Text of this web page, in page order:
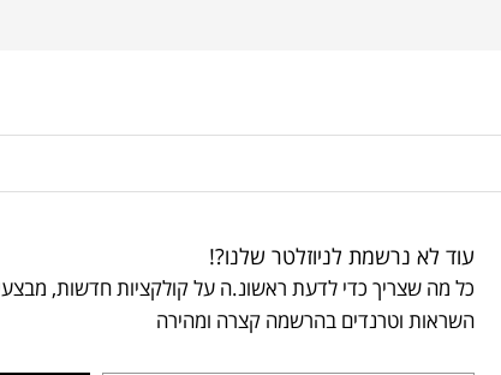
עוד לא נרשמת לניוזלטר שלנו?!
כל מה שצריך כדי לדעת ראשונ.ה על קולקציות חדשות,
השראות וטרנדים בהרשמה קצרה ומהירה